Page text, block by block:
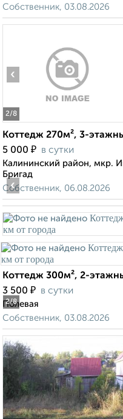
Собственник, 03.08.2026
2/8
‹
Коттедж 270м², 3-
5 000 ₽ в сутки
Калининский район, мкр.
Бригад
Собственник, 06.08.2026
2/8
‹
Коттедж 300м², 2-
3 500 ₽ в сутки
Полевая
Собственник, 03.08.2026